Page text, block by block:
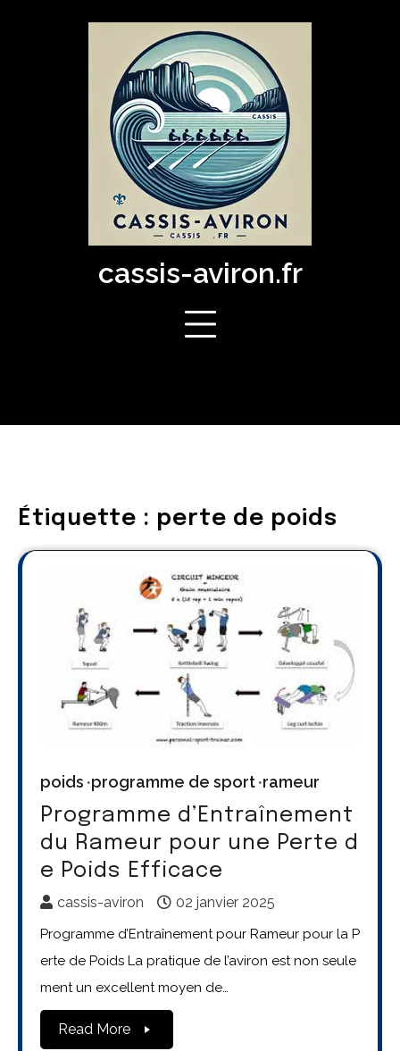
cassis-aviron.fr
Étiquette : perte de poids
poids programme de sport rameur
Programme d’Entraînement
du Rameur pour une Perte d
e Poids Efficace
cassis-aviron 02 janvier 2025
Programme d’Entraînement pour Rameur pour la P
erte de Poids La pratique de l’aviron est non seule
ment un excellent moyen de…
Read More